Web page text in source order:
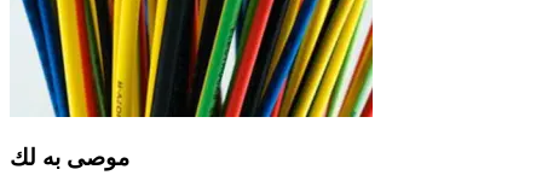
موصى به لك